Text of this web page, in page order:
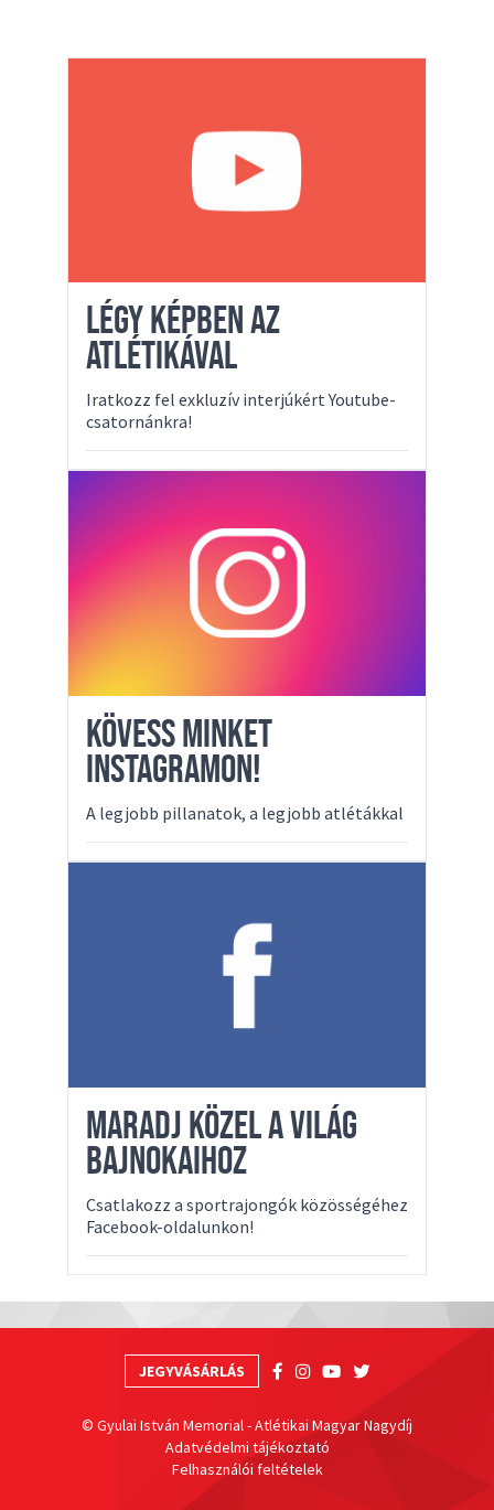
LÉGY KÉPBEN AZ
ATLÉTIKÁVAL
Iratkozz fel exkluzív interjúkért Youtube-
csatornánkra!
KÖVESS MINKET
INSTAGRAMON!
A legjobb pillanatok, a legjobb atlétákkal
MARADJ KÖZEL A VILÁG
BAJNOKAIHOZ
Csatlakozz a sportrajongók közösségéhez
Facebook-oldalunkon!
JEGYVÁSÁRLÁS
© Gyulai István Memorial - Atlétikai Magyar Nagydíj
Adatvédelmi tájékoztató
Felhasználói feltételek